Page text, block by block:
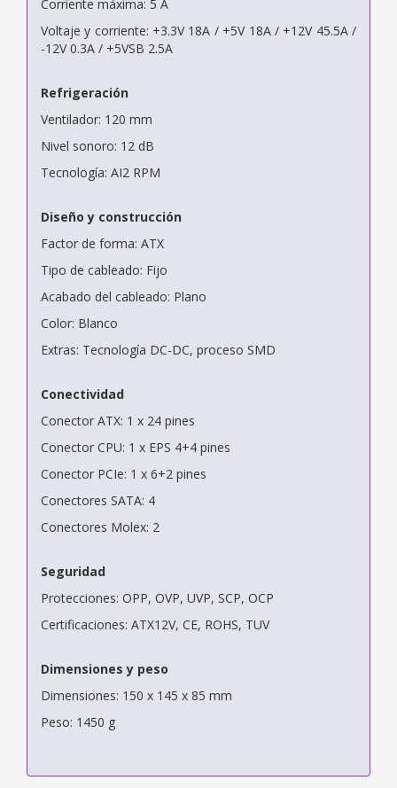
Corriente máxima: 5 A
Voltaje y corriente: +3.3V 18A / +5V 18A / +12V 45.5A /
-12V 0.3A / +5VSB 2.5A
Refrigeración
Ventilador: 120 mm
Nivel sonoro: 12 dB
Tecnología: AI2 RPM
Diseño y construcción
Factor de forma: ATX
Tipo de cableado: Fijo
Acabado del cableado: Plano
Color: Blanco
Extras: Tecnología DC-DC, proceso SMD
Conectividad
Conector ATX: 1 x 24 pines
Conector CPU: 1 x EPS 4+4 pines
Conector PCIe: 1 x 6+2 pines
Conectores SATA: 4
Conectores Molex: 2
Seguridad
Protecciones: OPP, OVP, UVP, SCP, OCP
Certificaciones: ATX12V, CE, ROHS, TUV
Dimensiones y peso
Dimensiones: 150 x 145 x 85 mm
Peso: 1450 g